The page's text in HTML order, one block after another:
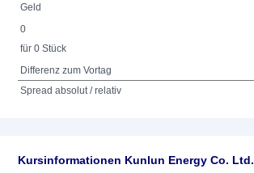
Geld
0
für 0 Stück
Differenz zum Vortag
Spread absolut / relativ
Kursinformationen Kunlun Energy Co. Ltd.